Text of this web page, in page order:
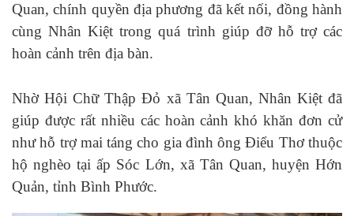
Quan, chính quyền địa phương đã kết nối, đồng hành
cùng Nhân Kiệt trong quá trình giúp đỡ hỗ trợ các
hoàn cảnh trên địa bàn.
Nhờ Hội Chữ Thập Đỏ xã Tân Quan, Nhân Kiệt đã
giúp được rất nhiều các hoàn cảnh khó khăn đơn cử
như hỗ trợ mai táng cho gia đình ông Điểu Thơ thuộc
hộ nghèo tại ấp Sóc Lớn, xã Tân Quan, huyện Hớn
Quản, tỉnh Bình Phước.